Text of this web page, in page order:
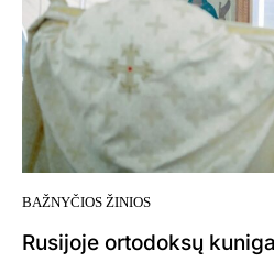
BAŽNYČIOS ŽINIOS
Rusijoje ortodoksų